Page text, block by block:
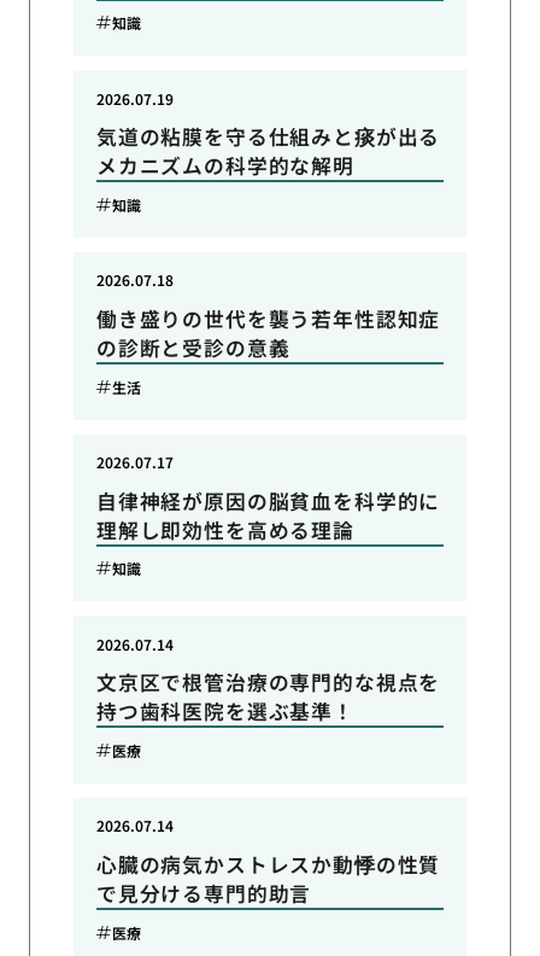
知識
気道の粘膜を守る仕組みと痰が出る
メカニズムの科学的な解明
2026.07.19
知識
働き盛りの世代を襲う若年性認知症
の診断と受診の意義
2026.07.18
生活
自律神経が原因の脳貧血を科学的に
理解し即効性を高める理論
2026.07.17
知識
文京区で根管治療の専門的な視点を
持つ歯科医院を選ぶ基準！
2026.07.14
医療
心臓の病気かストレスか動悸の性質
で見分ける専門的助言
2026.07.14
医療